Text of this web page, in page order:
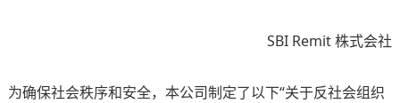
SBI Remit 株式会社
为确保社会秩序和安全，本公司制定了以下“关于反社会组织